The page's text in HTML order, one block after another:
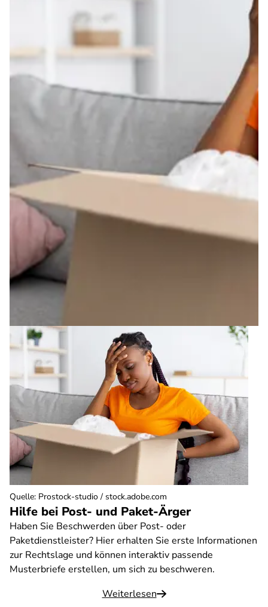
Hilfe bei Post- und Paket-Ärger
Haben Sie Beschwerden über Post- oder
Paketdienstleister? Hier erhalten Sie erste Informationen
zur Rechtslage und können interaktiv passende
Musterbriefe erstellen, um sich zu beschweren.
Weiterlesen
Quelle: Prostock-studio / stock.adobe.com